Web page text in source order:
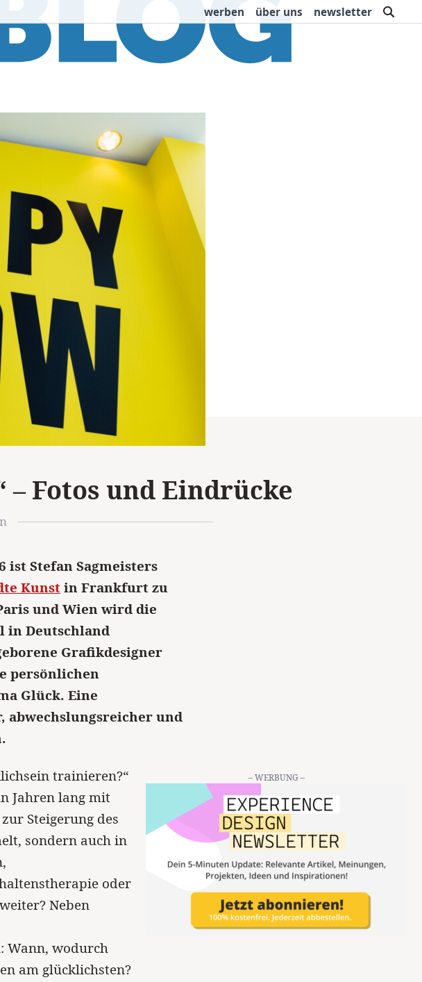
werben über uns newsletter
Über uns Werbung
Buchtipps
– Fotos und Eindrücke
ist Stefan Sagmeisters
Kunstin Frankfurt zu
und Wien wird die
in Deutschland
Grafikdesigner
persönlichen
Glück. Eine
abwechslungsreicher und
– WERBUNG –
trainieren?“
Jahren lang mit
Steigerung des
sondern auch in
oder
Neben
Wann, wodurch
am glücklichsten?